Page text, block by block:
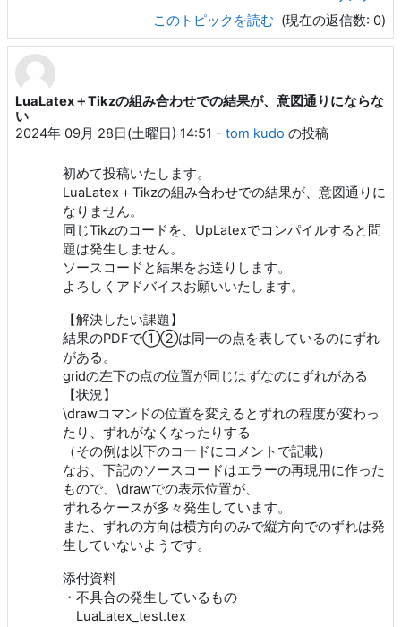
このトピックを読む (現在の返信数: 0)
LuaLatex＋Tikzの組み合わせでの結果が、意図通りにならな
い
2024年 09月 28日(土曜日) 14:51 - tom kudo の投稿
初めて投稿いたします。
LuaLatex＋Tikzの組み合わせでの結果が、意図通りに
なりません。
同じTikzのコードを、UpLatexでコンパイルすると問
題は発生しません。
ソースコードと結果をお送りします。
よろしくアドバイスお願いいたします。
【解決したい課題】
結果のPDFで①②は同一の点を表しているのにずれ
がある。
gridの左下の点の位置が同じはずなのにずれがある
【状況】
\drawコマンドの位置を変えるとずれの程度が変わっ
たり、ずれがなくなったりする
（その例は以下のコードにコメントで記載）
なお、下記のソースコードはエラーの再現用に作った
もので、\drawでの表示位置が、
ずれるケースが多々発生しています。
また、ずれの方向は横方向のみで縦方向でのずれは発
生していないようです。
添付資料
・不具合の発生しているもの
LuaLatex_test.tex